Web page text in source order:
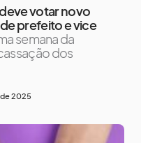
votar novo
prefeito e vice
semana da
dos
2025